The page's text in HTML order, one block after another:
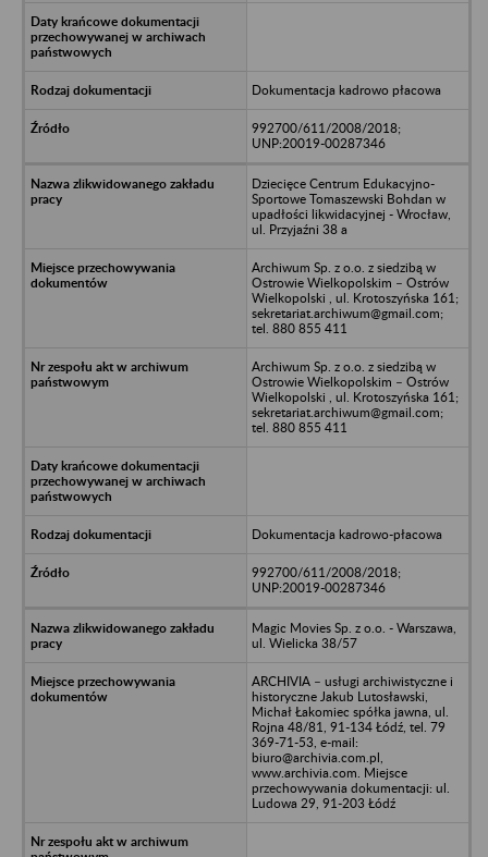
Dokumentacja kadrowo płacowa
992700/611/2008/2018;
UNP:20019-00287346
Dziecięce Centrum Edukacyjno-
Sportowe Tomaszewski Bohdan w
upadłości likwidacyjnej - Wrocław,
ul. Przyjaźni 38 a
Archiwum Sp. z o.o. z siedzibą w
Ostrowie Wielkopolskim – Ostrów
Wielkopolski , ul. Krotoszyńska 161;
sekretariat.archiwum@gmail.com;
tel. 880 855 411
Archiwum Sp. z o.o. z siedzibą w
Ostrowie Wielkopolskim – Ostrów
Wielkopolski , ul. Krotoszyńska 161;
sekretariat.archiwum@gmail.com;
tel. 880 855 411
Dokumentacja kadrowo-płacowa
992700/611/2008/2018;
UNP:20019-00287346
Magic Movies Sp. z o.o. - Warszawa,
ul. Wielicka 38/57
ARCHIVIA – usługi archiwistyczne i
historyczne Jakub Lutosławski,
Michał Łakomiec spółka jawna, ul.
Rojna 48/81, 91-134 Łódź, tel. 79
369-71-53, e-mail:
biuro@archivia.com.pl,
www.archivia.com. Miejsce
przechowywania dokumentacji: ul.
Ludowa 29, 91-203 Łódź